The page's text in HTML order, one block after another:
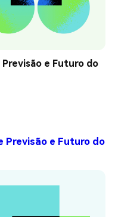
Previsão e Futuro do
Previsão e Futuro do